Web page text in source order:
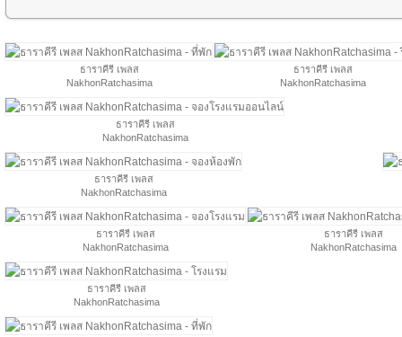
ธาราคีรี เพลส
NakhonRatchasima
ธาราคีรี เพลส
NakhonRatchasima
ธาราคีรี เพลส
NakhonRatchasima
ธาราคีรี เพลส
NakhonRatchasima
ธาราคีรี เพลส
NakhonRatchasima
ธาราคีรี เพลส
NakhonRatchasima
ธาราคีรี เพลส
NakhonRatchasima